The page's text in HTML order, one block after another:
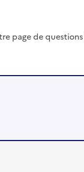
page de